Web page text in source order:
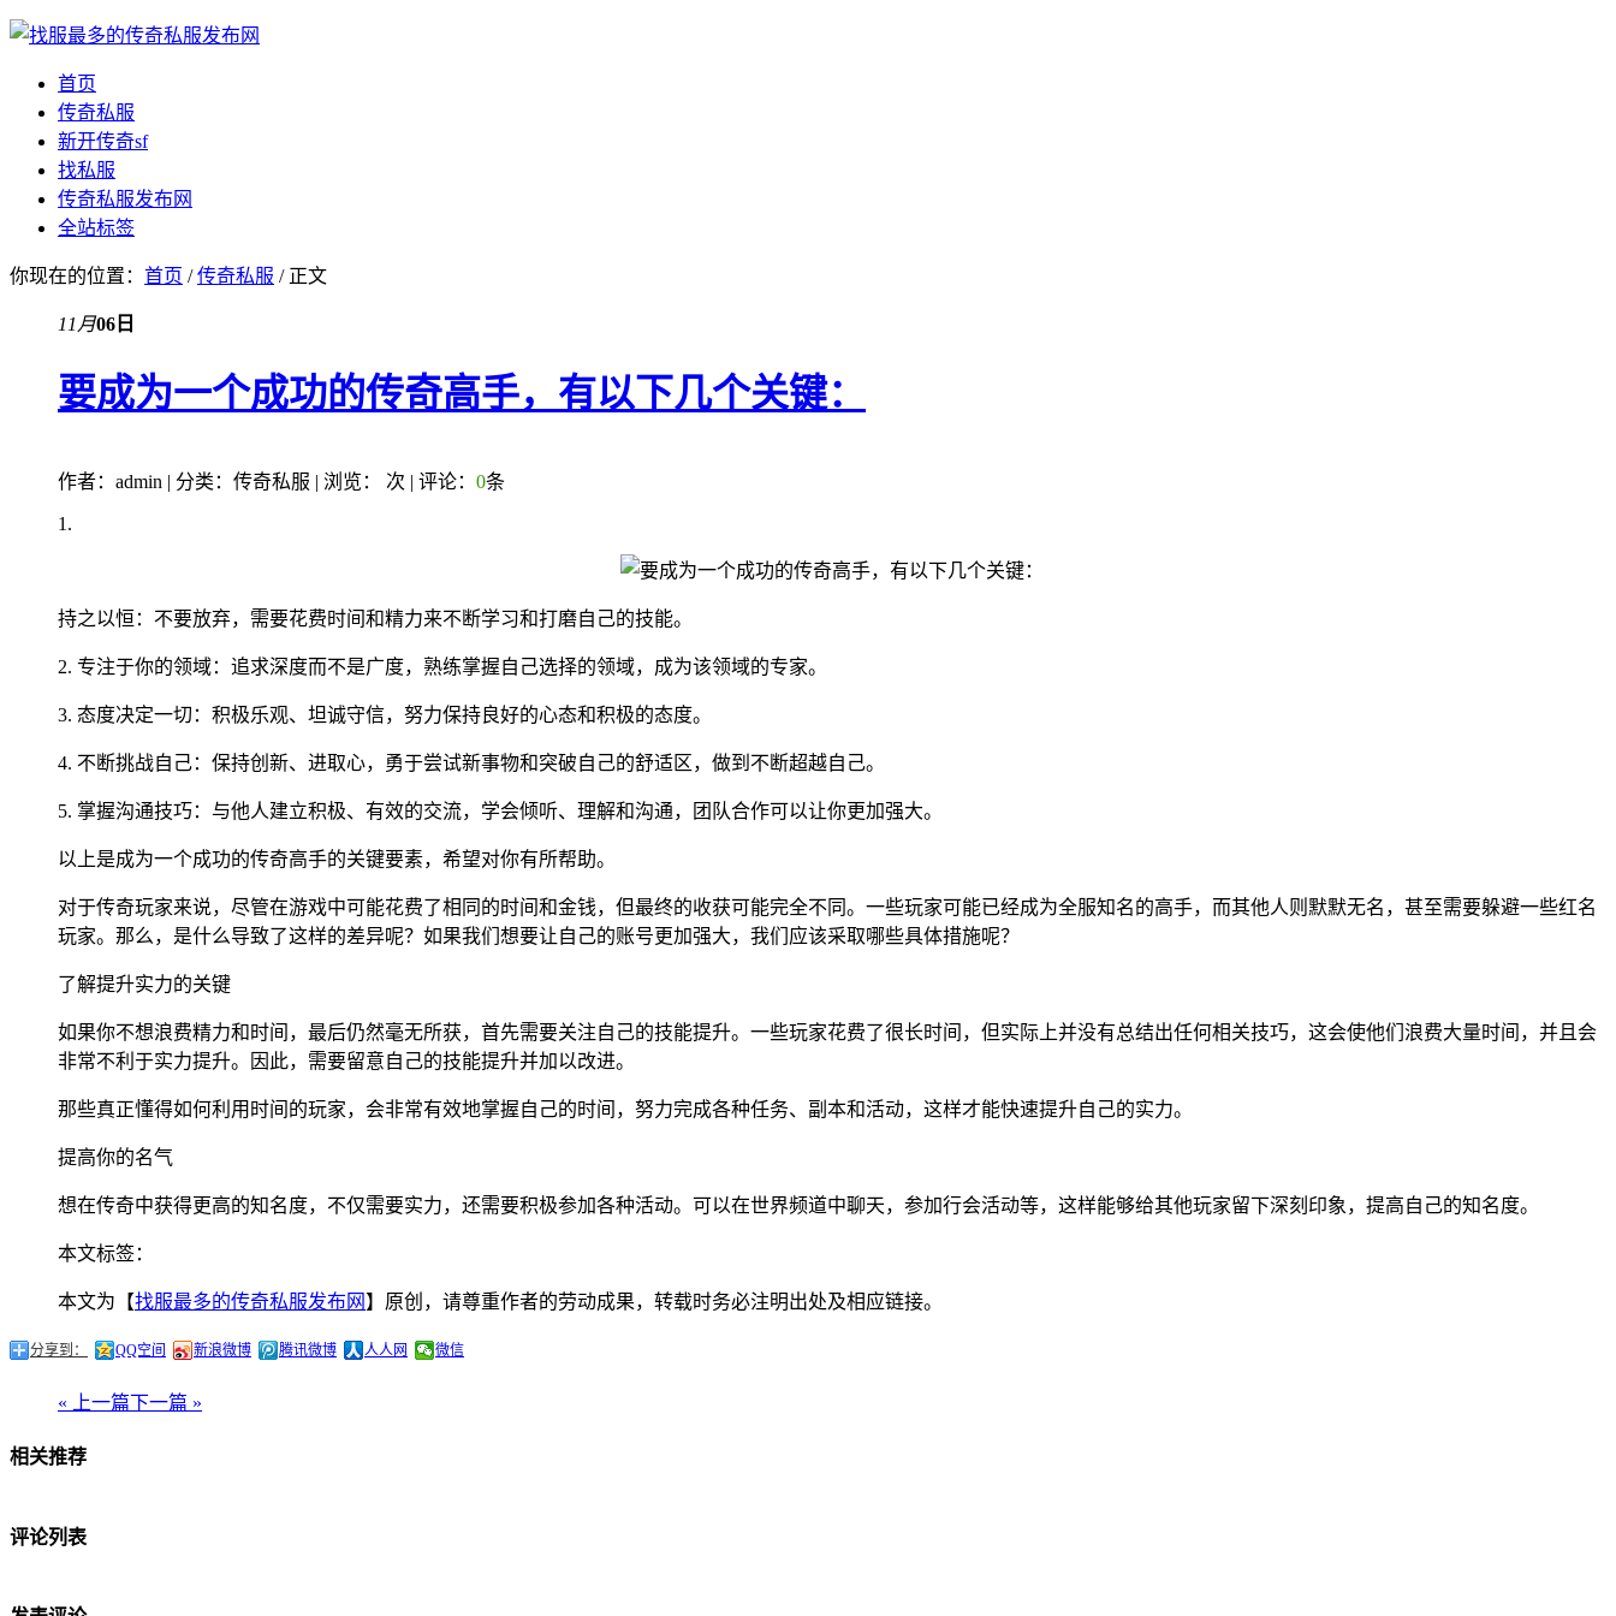
首页
传奇私服
新开传奇sf
找私服
传奇私服发布网
全站标签
你现在的位置： 首页 /传奇私服 / 正文
11月06日
要成为一个成功的传奇高手，有以下几个关键：
作者：admin | 分类：传奇私服 | 浏览： 次 | 评论： 0条
1.
持之以恒：不要放弃，需要花费时间和精力来不断学习和打磨自己的技能。
2. 专注于你的领域：追求深度而不是广度，熟练掌握自己选择的领域，成为该领域的专家。
3. 态度决定一切：积极乐观、坦诚守信，努力保持良好的心态和积极的态度。
4. 不断挑战自己：保持创新、进取心，勇于尝试新事物和突破自己的舒适区，做到不断超越自己。
5. 掌握沟通技巧：与他人建立积极、有效的交流，学会倾听、理解和沟通，团队合作可以让你更加强大。
以上是成为一个成功的传奇高手的关键要素，希望对你有所帮助。
对于传奇玩家来说，尽管在游戏中可能花费了相同的时间和金钱，但最终的收获可能完全不同。一些玩家可能已经成为全服知名的高手，而其他人则默默无名，甚至需要躲避一些红名
玩家。那么，是什么导致了这样的差异呢？如果我们想要让自己的账号更加强大，我们应该采取哪些具体措施呢？
了解提升实力的关键
如果你不想浪费精力和时间，最后仍然毫无所获，首先需要关注自己的技能提升。一些玩家花费了很长时间，但实际上并没有总结出任何相关技巧，这会使他们浪费大量时间，并且会
非常不利于实力提升。因此，需要留意自己的技能提升并加以改进。
那些真正懂得如何利用时间的玩家，会非常有效地掌握自己的时间，努力完成各种任务、副本和活动，这样才能快速提升自己的实力。
提高你的名气
想在传奇中获得更高的知名度，不仅需要实力，还需要积极参加各种活动。可以在世界频道中聊天，参加行会活动等，这样能够给其他玩家留下深刻印象，提高自己的知名度。
本文标签：
本文为【找服最多的传奇私服发布网 】原创，请尊重作者的劳动成果，转载时务必注明出处及相应链接。
分享到： QQ空间 新浪微博 腾讯微博 人人网 微信
« 上一篇下一篇 »
相关推荐
评论列表